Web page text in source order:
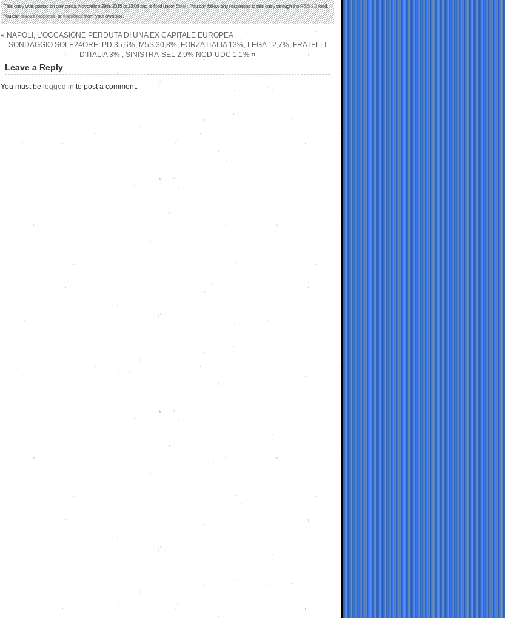
This entry was posted on domenica, Novembre 29th, 2015 at 23:06 and is filed underEsteri. You can follow any responses to this entry through theRSS 2.0feed.
You canleave a response, ortrackbackfrom your own site.
« NAPOLI, L’OCCASIONE PERDUTA DI UNA EX CAPITALE EUROPEA
SONDAGGIO SOLE24ORE: PD 35,6%, M5S 30,8%, FORZA ITALIA 13%, LEGA 12,7%, FRATELLI
D’ITALIA 3% , SINISTRA-SEL 2,9% NCD-UDC 1,1%»
Leave a Reply
You must be logged in to post a comment.